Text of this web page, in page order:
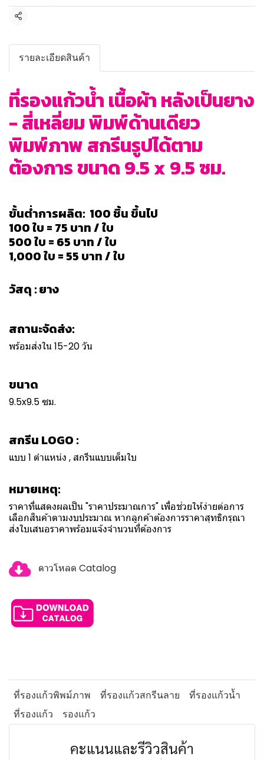
แชร์
รายละเอียดสินค้า
ที่รองแก้วน้ำ เนื้อผ้า หลังเป็นยาง
- สี่เหลี่ยม พิมพ์ด้านเดียว
พิมพ์ภาพ สกรีนรูปได้ตาม
ต้องการ ขนาด 9.5 x 9.5 ซม.
ขั้นต่ำการผลิต: 100 ชิ้น ขึ้นไป
100 ใบ = 75 บาท / ใบ
500 ใบ = 65 บาท / ใบ
1,000 ใบ = 55 บาท / ใบ
วัสดุ : ยาง
สถานะจัดส่ง:
พร้อมส่งใน 15-20 วัน
ขนาด
9.5x9.5 ซม.
สกรีน LOGO :
แบบ 1 ตำแหน่ง , สกรีนแบบเต็มใบ
หมายเหตุ:
ราคาที่แสดงผลเป็น "ราคาประมาณการ" เพื่อช่วยให้ง่ายต่อการ
เลือกสินค้าตามงบประมาณ หากลูกค้าต้องการราคาสุทธิกรุณา
ส่งใบเสนอราคาพร้อมแจ้งจำนวนที่ต้องการ
ดาวโหลด Catalog
ที่รองแก้วพิพม์ภาพ ที่รองแก้วสกรีนลาย
ที่รองแก้วน้ำ
ที่รองแก้ว
รองแก้ว
คะแนนและรีวิวสินค้า